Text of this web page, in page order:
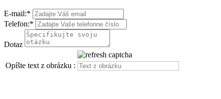
E-mail:*
Telefon:*
Dotaz
Opíšte text z obrázku :